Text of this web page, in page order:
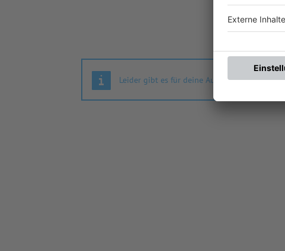
Leider gibt es für deine Auswahl keine Spiele.